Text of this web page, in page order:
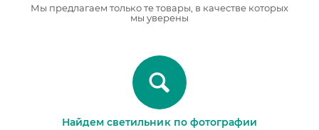
Мы предлагаем только те товары, в качестве которых
мы уверены
Найдем светильник по фотографии